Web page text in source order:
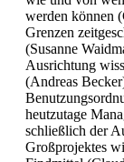
werden können
Grenzen
(Susanne
Ausrichtung
(Andreas
heutzutage
schließlich der
Großprojektes